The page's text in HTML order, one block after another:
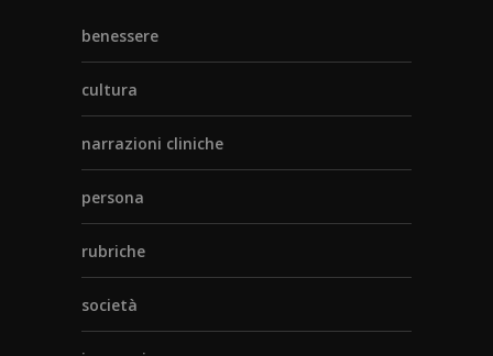
benessere
cultura
narrazioni cliniche
persona
rubriche
società